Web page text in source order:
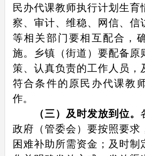
民办代课教师执行计划生育
察、审计、维稳、网信、信
等相关部门要相互配合，
施。乡镇（街道）要配备原
策、认真负责的工作人员，
符合条件的原民办代课教
作。
（三）及时发放到位。
政府（管委会）要按照要求
困难补助所需资金；及时制